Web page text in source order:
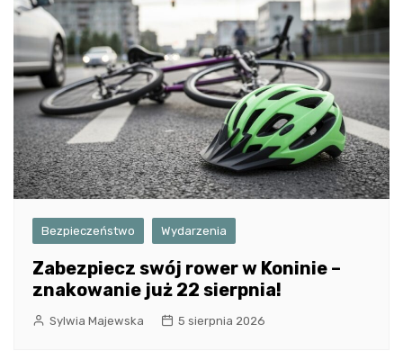
Bezpieczeństwo Wydarzenia
Zabezpiecz swój rower w Koninie –
znakowanie już 22 sierpnia!
Sylwia Majewska 5 sierpnia 2026